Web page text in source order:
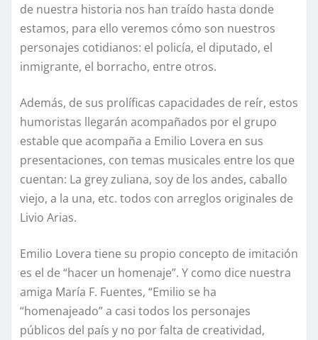
de nuestra historia nos han traído hasta donde
estamos, para ello veremos cómo son nuestros
personajes cotidianos: el policía, el diputado, el
inmigrante, el borracho, entre otros.
Además, de sus prolíficas capacidades de reír, estos
humoristas llegarán acompañados por el grupo
estable que acompaña a Emilio Lovera en sus
presentaciones, con temas musicales entre los que
cuentan: La grey zuliana, soy de los andes, caballo
viejo, a la una, etc. todos con arreglos originales de
Livio Arias.
Emilio Lovera tiene su propio concepto de imitación
es el de “hacer un homenaje”. Y como dice nuestra
amiga María F. Fuentes, “Emilio se ha
“homenajeado” a casi todos los personajes
públicos del país y no por falta de creatividad,